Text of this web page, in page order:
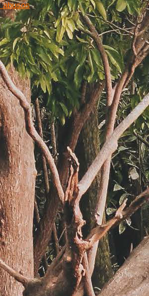
abusos